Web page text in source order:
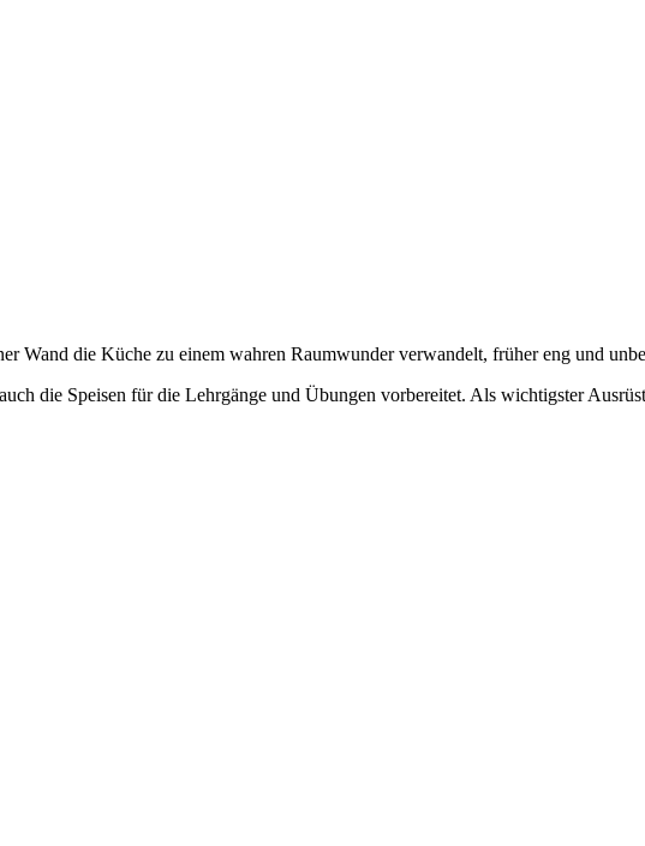
Wand die Küche zu einem wahren Raumwunder verwandelt, früher eng und
die Speisen für die Lehrgänge und Übungen vorbereitet. Als wichtigster